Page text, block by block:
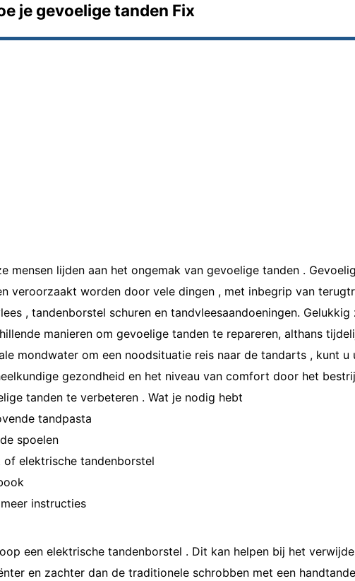
je gevoelige tanden Fix
mensen lijden aan het ongemak van gevoelige tanden .
veroorzaakt worden door vele dingen , met inbegrip van
, tandenborstel schuren en tandvleesaandoeningen. Gelukkig
manieren om gevoelige tanden te repareren, althans
mondwater om een ​​noodsituatie reis naar de tandarts , kunt u
gezondheid en het niveau van comfort door het
tanden te verbeteren . Wat je nodig hebt
tandpasta
spoelen
of elektrische tandenborstel
instructies
een elektrische tandenborstel . Dit kan helpen bij het
en zachter dan de traditionele schrobben met een